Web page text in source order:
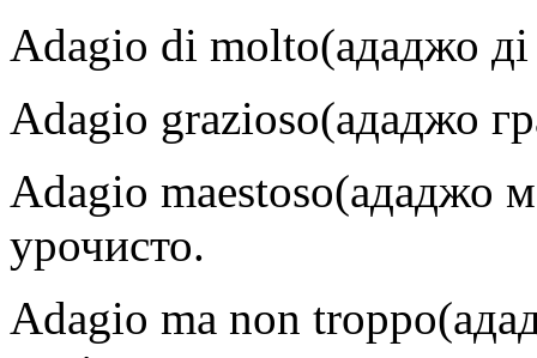
Adagio di molto(ададжо
Adagio grazioso(ададжо
Adagio maestoso(ададжо
урочисто.
Adagio ma non